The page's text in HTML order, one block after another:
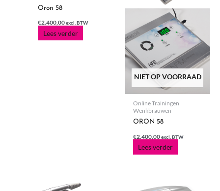
Oron 58
€2.400,00 excl. BTW
Lees verder
NIET OP VOORRAAD
Online Trainingen
Wenkbrauwen
ORON 58
€2.400,00excl. BTW
Lees verder